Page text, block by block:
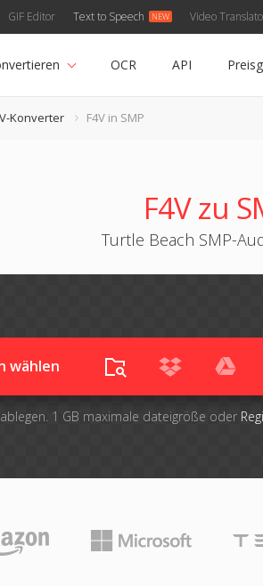
GIF Editor Text to Speech Video
OCR API
Konverter F4V in SMP
F4V zu
Turtle Beach SMP-
wählen
1 GB maximale dateigröße oder